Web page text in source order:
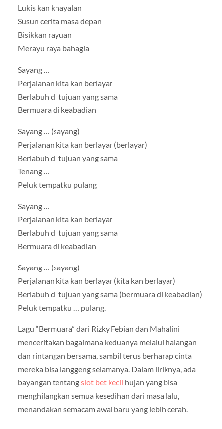
Lukis kan khayalan
Susun cerita masa depan
Bisikkan rayuan
Merayu raya bahagia
Sayang …
Perjalanan kita kan berlayar
Berlabuh di tujuan yang sama
Bermuara di keabadian
Sayang … (sayang)
Perjalanan kita kan berlayar (berlayar)
Berlabuh di tujuan yang sama
Tenang …
Peluk tempatku pulang
Sayang …
Perjalanan kita kan berlayar
Berlabuh di tujuan yang sama
Bermuara di keabadian
Sayang … (sayang)
Perjalanan kita kan berlayar (kita kan berlayar)
Berlabuh di tujuan yang sama (bermuara di keabadian)
Peluk tempatku … pulang.
Lagu “Bermuara” dari Rizky Febian dan Mahalini
menceritakan bagaimana keduanya melalui halangan
dan rintangan bersama, sambil terus berharap cinta
mereka bisa langgeng selamanya. Dalam liriknya, ada
bayangan tentangslot bet kecil hujan yang bisa
menghilangkan semua kesedihan dari masa lalu,
menandakan semacam awal baru yang lebih cerah.